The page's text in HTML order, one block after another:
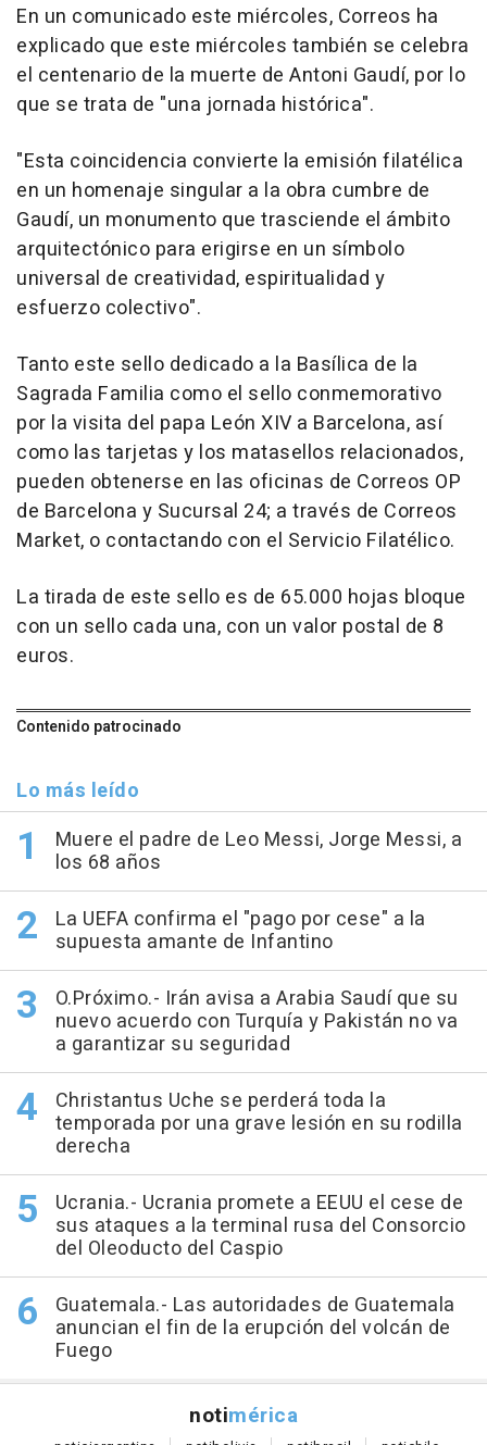
En un comunicado este miércoles, Correos ha
explicado que este miércoles también se celebra
el centenario de la muerte de Antoni Gaudí, por lo
que se trata de "una jornada histórica".
"Esta coincidencia convierte la emisión filatélica
en un homenaje singular a la obra cumbre de
Gaudí, un monumento que trasciende el ámbito
arquitectónico para erigirse en un símbolo
universal de creatividad, espiritualidad y
esfuerzo colectivo".
Tanto este sello dedicado a la Basílica de la
Sagrada Familia como el sello conmemorativo
por la visita del papa León XIV a Barcelona, así
como las tarjetas y los matasellos relacionados,
pueden obtenerse en las oficinas de Correos OP
de Barcelona y Sucursal 24; a través de Correos
Market, o contactando con el Servicio Filatélico.
La tirada de este sello es de 65.000 hojas bloque
con un sello cada una, con un valor postal de 8
euros.
Contenido patrocinado
Lo más leído
Muere el padre de Leo Messi, Jorge Messi, a
los 68 años
La UEFA confirma el "pago por cese" a la
supuesta amante de Infantino
O.Próximo.- Irán avisa a Arabia Saudí que su
nuevo acuerdo con Turquía y Pakistán no va
a garantizar su seguridad
Christantus Uche se perderá toda la
temporada por una grave lesión en su rodilla
derecha
Ucrania.- Ucrania promete a EEUU el cese de
sus ataques a la terminal rusa del Consorcio
del Oleoducto del Caspio
Guatemala.- Las autoridades de Guatemala
anuncian el fin de la erupción del volcán de
Fuego
notimérica